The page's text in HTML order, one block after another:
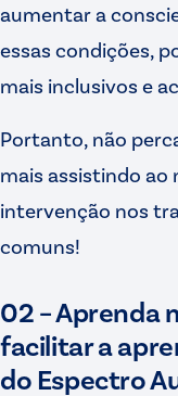
aumentar a
essas condições,
mais inclusivos e
Portanto, não
mais assistindo ao
intervenção nos
comuns!
02 – Aprenda
facilitar a
do Espectro